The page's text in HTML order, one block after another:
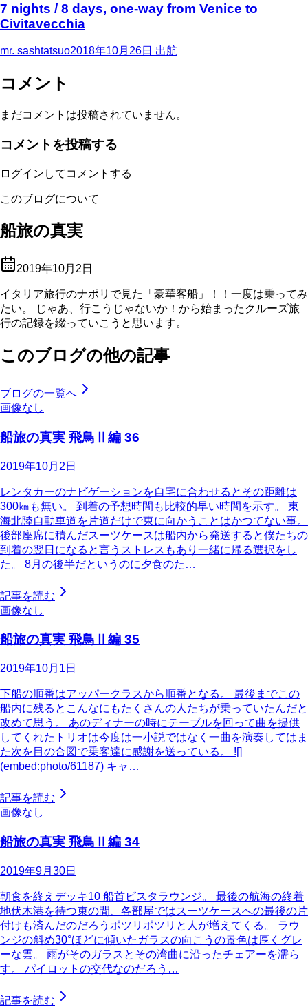
7 nights / 8 days, one-way from Venice to
Civitavecchia
mr. sashtatsuo2018年10月26日 出航
コメント
まだコメントは投稿されていません。
コメントを投稿する
ログインしてコメントする
このブログについて
船旅の真実
2019年10月2日
イタリア旅行のナポリで見た「豪華客船」！！一度は乗ってみ
たい。 じゃあ、行こうじゃないか！から始まったクルーズ旅
行の記録を綴っていこうと思います。
このブログの他の記事
ブログの一覧へ
画像なし
船旅の真実 飛鳥Ⅱ編 36
2019年10月2日
レンタカーのナビゲーションを自宅に合わせるとその距離は
300㎞も無い。 到着の予想時間も比較的早い時間を示す。 東
海北陸自動車道を片道だけで東に向かうことはかつてない事。
後部座席に積んだスーツケースは船内から発送すると僕たちの
到着の翌日になると言うストレスもあり一緒に帰る選択をし
た。 8月の後半だというのに夕食のた…
記事を読む
画像なし
船旅の真実 飛鳥Ⅱ編 35
2019年10月1日
下船の順番はアッパークラスから順番となる。 最後までこの
船内に残るとこんなにもたくさんの人たちが乗っていたんだと
改めて思う。 あのディナーの時にテーブルを回って曲を提供
してくれたトリオは今度は一小説ではなく一曲を演奏してはま
た次を目の合図で乗客達に感謝を送っている。 ![]
(embed:photo/61187) キャ…
記事を読む
画像なし
船旅の真実 飛鳥Ⅱ編 34
2019年9月30日
朝食を終えデッキ10 船首ビスタラウンジ。 最後の航海の終着
地伏木港を待つ束の間、各部屋ではスーツケースへの最後の片
付けも済んだのだろうポツリポツリと人が増えてくる。 ラウ
ンジの斜め30°ほどに傾いたガラスの向こうの景色は厚くグレ
ーな雲。 雨がそのガラスとその湾曲に沿ったチェアーを濡ら
す。 パイロットの交代なのだろう…
記事を読む